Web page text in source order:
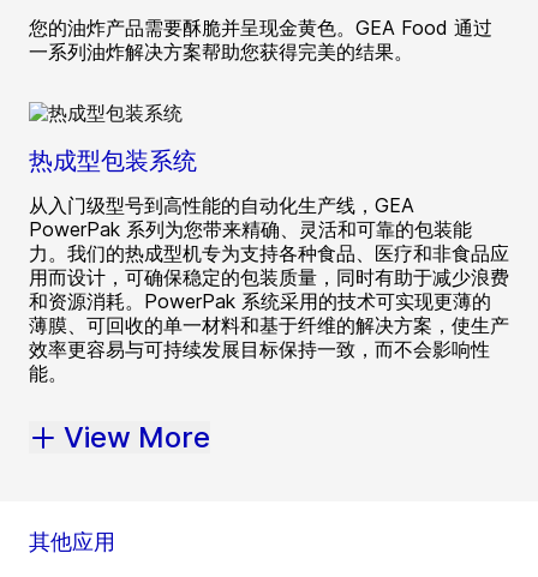
您的油炸产品需要酥脆并呈现金黄色。GEA Food 通过
一系列油炸解决方案帮助您获得完美的结果。
热成型包装系统
从入门级型号到高性能的自动化生产线，GEA
PowerPak 系列为您带来精确、灵活和可靠的包装能
力。我们的热成型机专为支持各种食品、医疗和非食品应
用而设计，可确保稳定的包装质量，同时有助于减少浪费
和资源消耗。PowerPak 系统采用的技术可实现更薄的
薄膜、可回收的单一材料和基于纤维的解决方案，使生产
效率更容易与可持续发展目标保持一致，而不会影响性
能。
View More
其他应用